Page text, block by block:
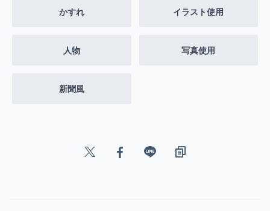
かすれ イラスト使用
人物 写真使用
新聞風